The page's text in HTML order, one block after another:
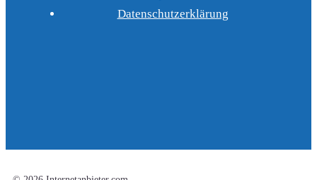
Datenschutzerklärung